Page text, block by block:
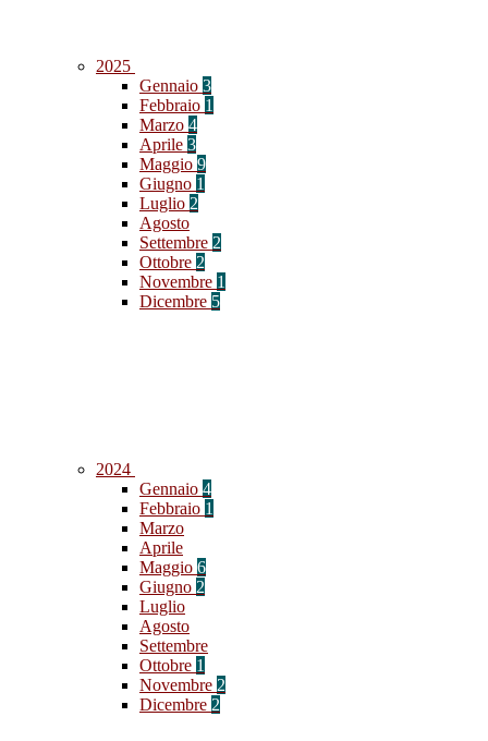
2025
Gennaio 3
Febbraio 1
Marzo 4
Aprile 3
Maggio 9
Giugno 1
Luglio 2
Agosto
Settembre 2
Ottobre 2
Novembre 1
Dicembre 5
2024
Gennaio 4
Febbraio 1
Marzo
Aprile
Maggio 6
Giugno 2
Luglio
Agosto
Settembre
Ottobre 1
Novembre 2
Dicembre 2